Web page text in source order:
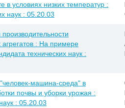
в условиях низких температур :
наук : 05.20.03
: На примере
технических наук :
машина-среда" в
почвы и уборки урожая :
: 05.20.03